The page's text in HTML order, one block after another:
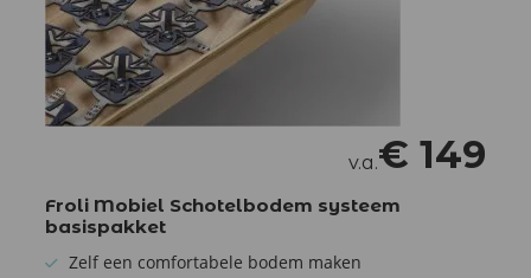
v.a.€ 149
Froli Mobiel Schotelbodem systeem
basispakket
Zelf een comfortabele bodem maken